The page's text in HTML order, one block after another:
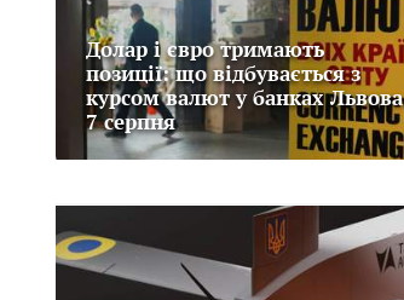
Долар і євро тримають
позиції: що відбувається з
курсом валют у банках Львова
7 серпня